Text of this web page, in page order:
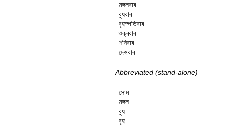
মঙ্গলবাৰ
বুধবাৰ
বৃহস্পতিবাৰ
শুক্ৰবাৰ
শনিবাৰ
দেওবাৰ
Abbreviated (stand-alone)
সোম
মঙ্গল
বুধ
বৃহ